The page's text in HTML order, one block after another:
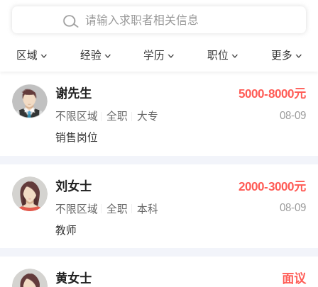
区域 经验 学历 职位 更多
在校学生工作经验
四年以上工作经验
五年以上工作经验
博士
文员 护士
财务会计
网络IT
收银员
确定
谢先生 5000-8000元
不限区域 全职 大专
08-09
销售岗位
刘女士 2000-3000元
不限区域 全职 本科
08-09
教师
黄女士 面议